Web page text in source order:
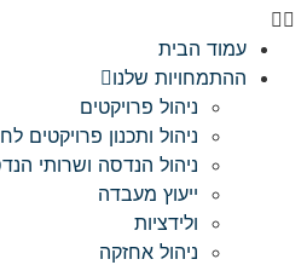
עמוד הבית
ההתמחויות שלנו​
ניהול פרויקטים
ניהול ותכנון פרויקטים
ניהול הנדסה ושרותי
ייעוץ מעבדה
ולידציות
ניהול אחזקה